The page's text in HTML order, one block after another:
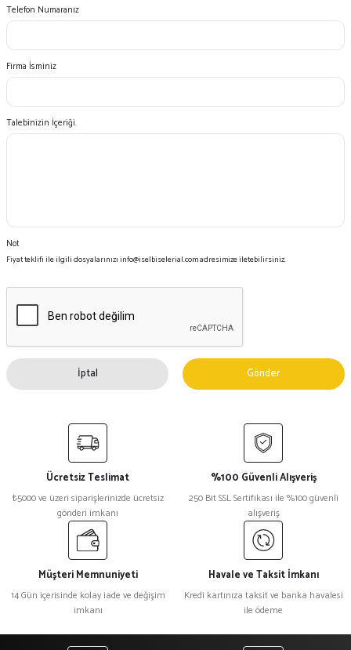
Telefon Numaranız
Firma İsminiz
Talebinizin İçeriği.
Not
Fiyat teklifi ile ilgili dosyalarınızı info@iselbiselerial.com adresimize iletebilirsiniz.
İptal Gönder
Ücretsiz Teslimat
₺5000 ve üzeri siparişlerinizde ücretsiz
gönderi imkanı
%100 Güvenli Alışveriş
250 Bit SSL Sertifikası ile %100 güvenli
alışveriş
Müşteri Memnuniyeti
14 Gün içerisinde kolay iade ve değişim
imkanı
Havale ve Taksit İmkanı
Kredi kartınıza taksit ve banka havalesi
ile ödeme